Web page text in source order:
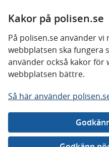
Kakor på polisen.se
På polisen.se använder
webbplatsen ska fungera
använder också kakor för
webbplatsen bättre.
Så här använder